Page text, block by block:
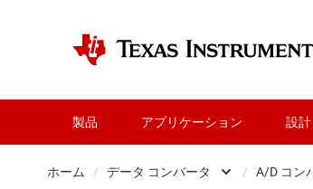
製品 アプリケーション 設
ホーム / データ コンバータ / A/D コン